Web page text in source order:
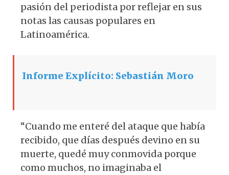
pasión del periodista por reflejar en sus
notas las causas populares en
Latinoamérica.
Informe Explícito: Sebastián Moro
“Cuando me enteré del ataque que había
recibido, que días después devino en su
muerte, quedé muy conmovida porque
como muchos, no imaginaba el